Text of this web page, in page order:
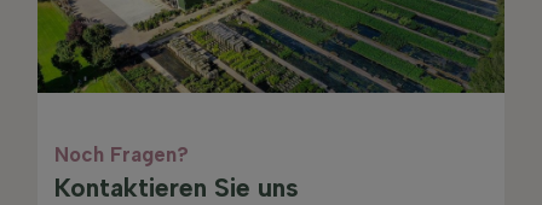
Noch Fragen?
Kontaktieren Sie uns